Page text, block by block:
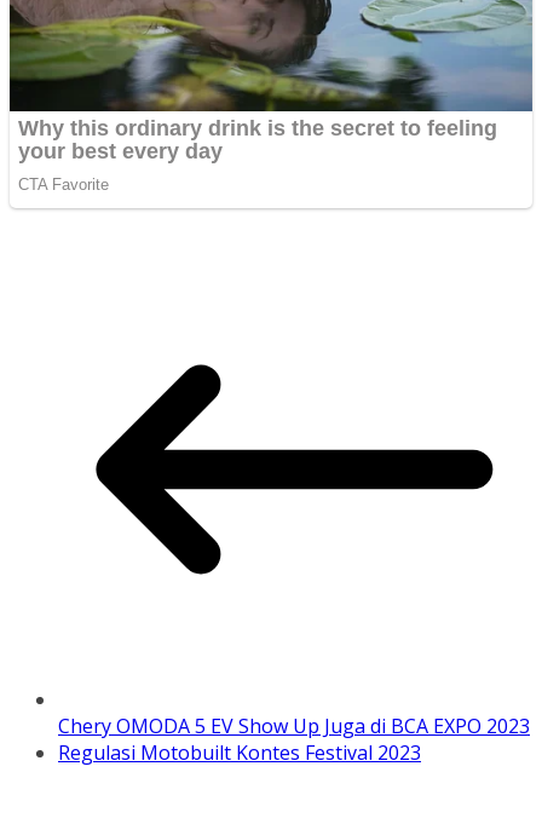
Chery OMODA 5 EV Show Up Juga di BCA EXPO 2023
Regulasi Motobuilt Kontes Festival 2023